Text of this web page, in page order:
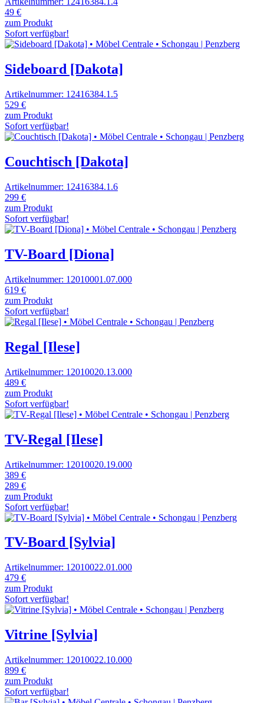
49 €
zum Produkt
Sofort verfügbar!
Sideboard [Dakota]
Artikelnummer: 12416384.1.5
529 €
zum Produkt
Sofort verfügbar!
Couchtisch [Dakota]
Artikelnummer: 12416384.1.6
299 €
zum Produkt
Sofort verfügbar!
TV-Board [Diona]
Artikelnummer: 12010001.07.000
619 €
zum Produkt
Sofort verfügbar!
Regal [Ilese]
Artikelnummer: 12010020.13.000
489 €
zum Produkt
Sofort verfügbar!
TV-Regal [Ilese]
Artikelnummer: 12010020.19.000
389 €
289 €
zum Produkt
Sofort verfügbar!
TV-Board [Sylvia]
Artikelnummer: 12010022.01.000
479 €
zum Produkt
Sofort verfügbar!
Vitrine [Sylvia]
Artikelnummer: 12010022.10.000
899 €
zum Produkt
Sofort verfügbar!